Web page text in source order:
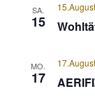
SA.
15
MO.
17